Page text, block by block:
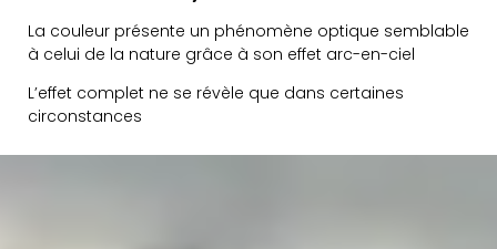
La couleur présente un phénomène optique semblable
à celui de la nature grâce à son effet arc-en-ciel
L’effet complet ne se révèle que dans certaines
circonstances